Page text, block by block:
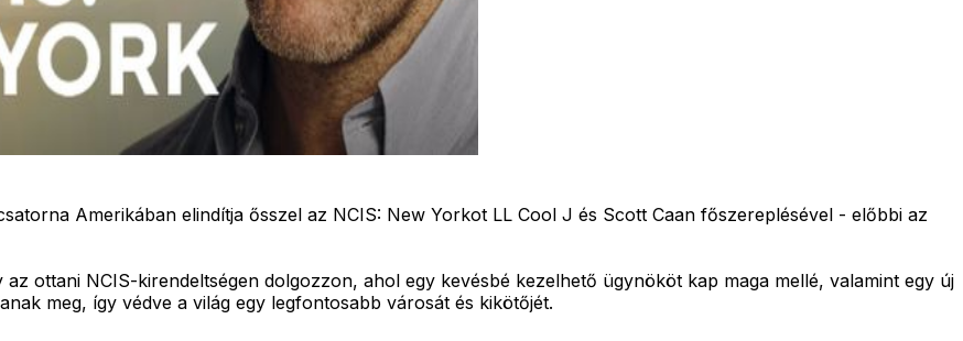
Amerikában elindítja ősszel az NCIS: New Yorkot LL Cool J és Scott Caan főszereplésével - előbbi az
ottani NCIS-kirendeltségen dolgozzon, ahol egy kevésbé kezelhető ügynököt kap maga mellé, valamint egy új
meg, így védve a világ egy legfontosabb városát és kikötőjét.